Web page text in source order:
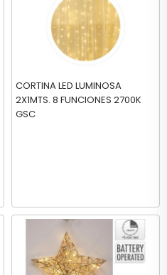
CORTINA LED LUMINOSA
2X1MTS. 8 FUNCIONES 2700K
GSC